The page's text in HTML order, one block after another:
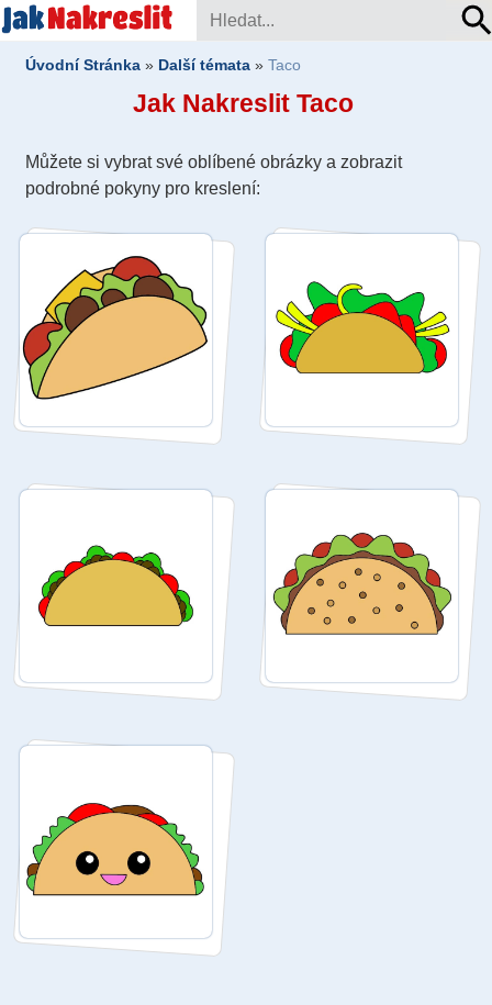
Úvodní Stránka » Další témata »Taco
Jak Nakreslit Taco
Můžete si vybrat své oblíbené obrázky a zobrazit
podrobné pokyny pro kreslení: